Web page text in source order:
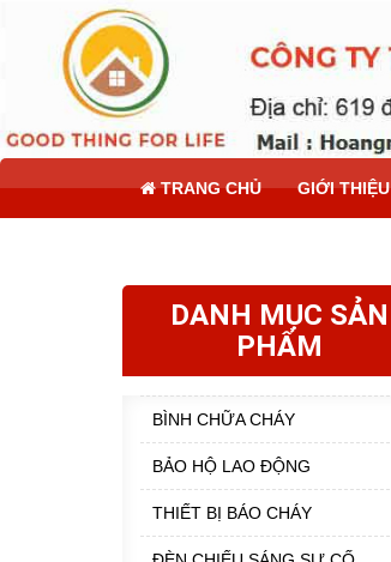
TRANG CHỦ GIỚI THIỆU
DANH MỤC SẢN
PHẨM
BÌNH CHỮA CHÁY
BẢO HỘ LAO ĐỘNG
THIẾT BỊ BÁO CHÁY